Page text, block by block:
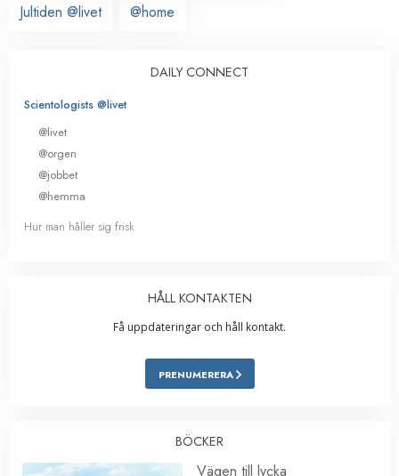
Jultiden @livet @home
DAILY CONNECT
Scientologists @livet
@livet
@orgen
@jobbet
@hemma
Hur man håller sig frisk
HÅLL KONTAKTEN
Få uppdateringar och håll kontakt.
PRENUMERERA
BÖCKER
Vägen till lycka